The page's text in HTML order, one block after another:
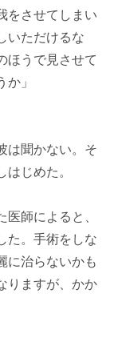
をさせてしまい
いただけるな
ほうで見させて
」
は聞かない。そ
じめた。
医師によると、
た。手術をしな
に治らないかも
りますが、かか